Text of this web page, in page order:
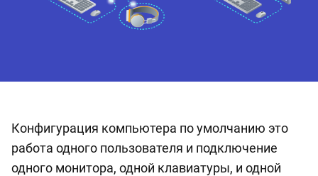
Конфигурация компьютера по умолчанию это
работа одного пользователя и подключение
одного монитора, одной клавиатуры, и одной